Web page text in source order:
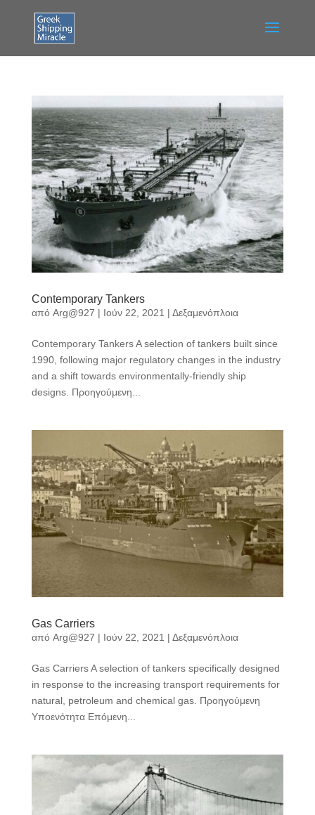
Contemporary Tankers
από Arg@927 | Ιούν 22, 2021 | Δεξαμενόπλοια
Contemporary Tankers A selection of tankers built since
1990, following major regulatory changes in the industry
and a shift towards environmentally-friendly ship
designs. Προηγούμενη...
Gas Carriers
από Arg@927 | Ιούν 22, 2021 | Δεξαμενόπλοια
Gas Carriers A selection of tankers specifically designed
in response to the increasing transport requirements for
natural, petroleum and chemical gas. Προηγούμενη
Υποενότητα Επόμενη...